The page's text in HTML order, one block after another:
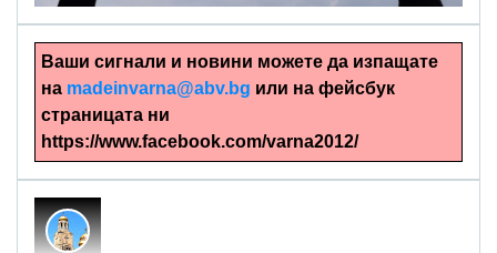
Ваши сигнали и новини можете да изпащате
на madeinvarna@abv.bg или на фейсбук
страницата ни
https://www.facebook.com/varna2012/